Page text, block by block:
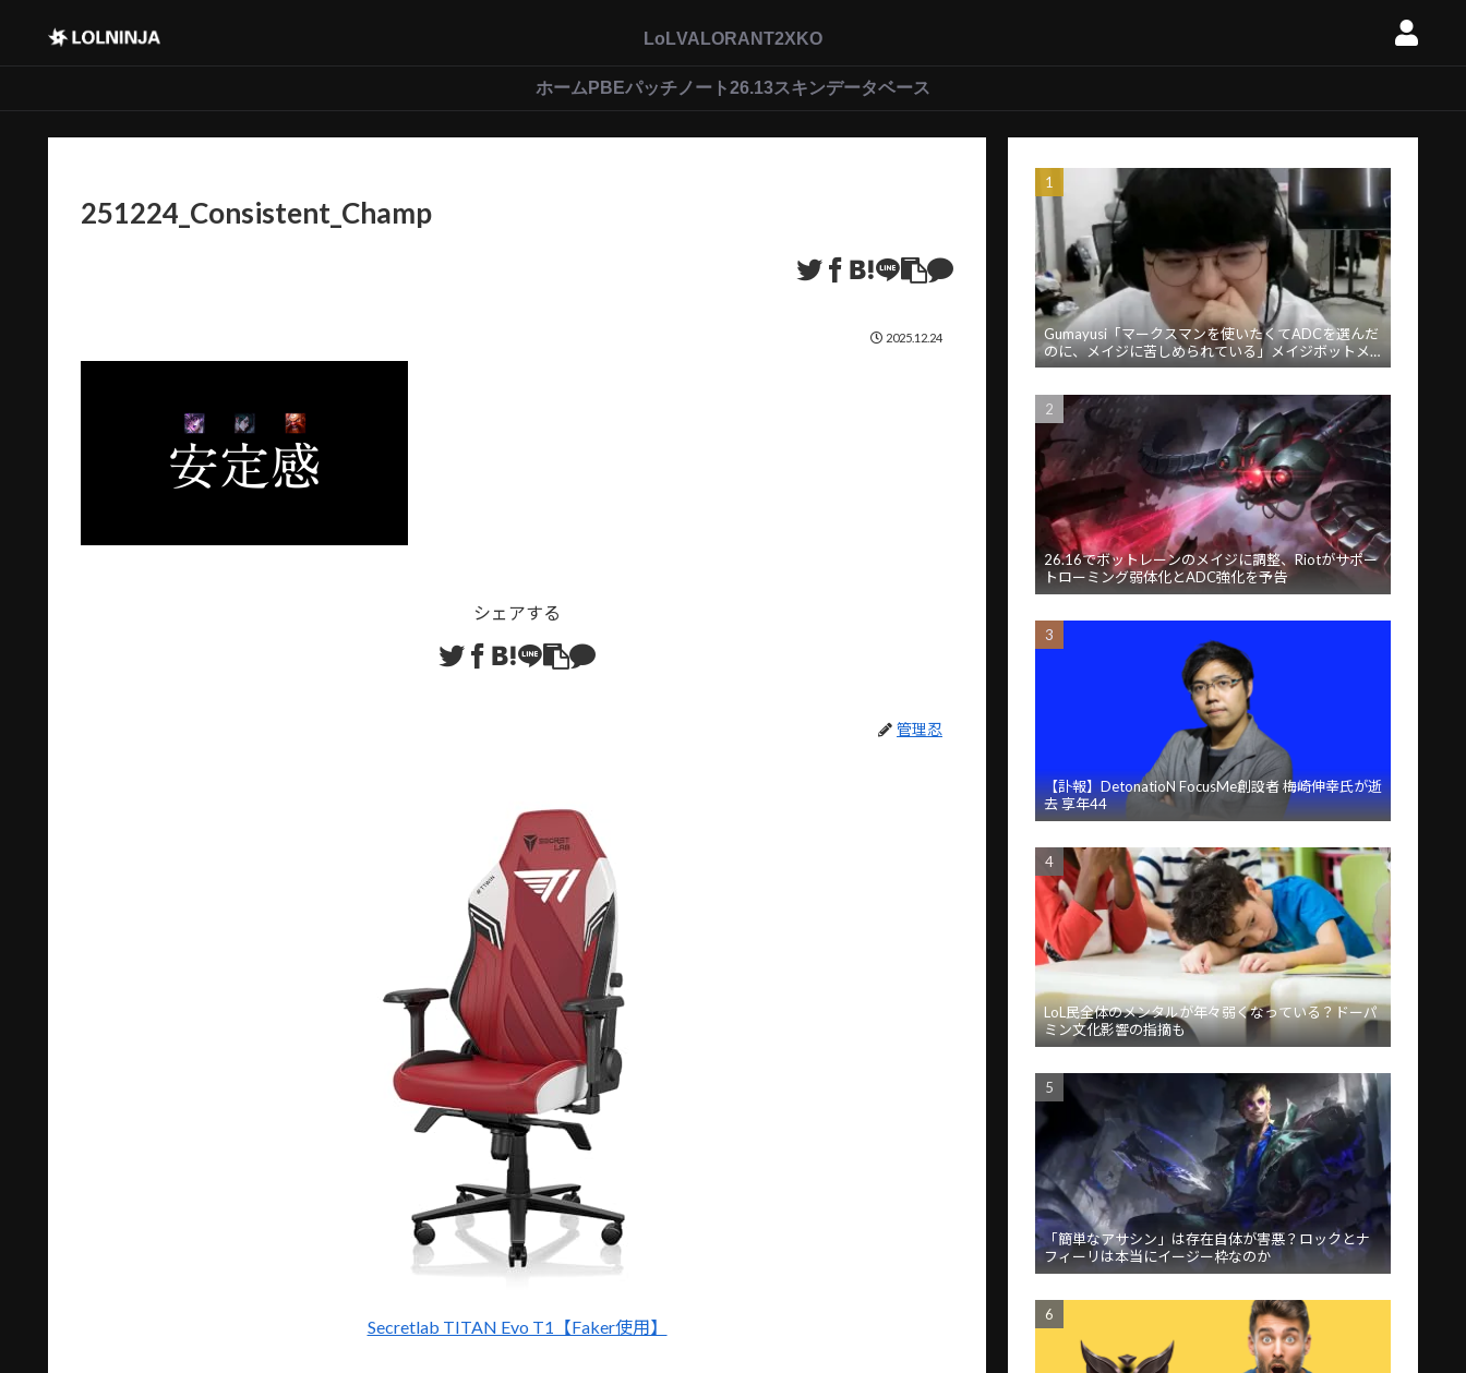
LoLVALORANT2XKO
ホーム PBEパッチノート26.13スキンデータベース
251224_Consistent_Champ
2025.12.24
シェアする
管理忍
Secretlab TITAN Evo T1【Faker使用】
Gumayusi「マークスマンを使いたくてADCを選んだ
のに、メイジに苦しめられている」メイジボットメ
タに苦言
26.16でボットレーンのメイジに調整、Riotがサポー
トローミング弱体化とADC強化を予告
【訃報】DetonatioN FocusMe創設者 梅崎伸幸氏が逝
去 享年44
LoL民全体のメンタルが年々弱くなっている？ドーパ
ミン文化影響の指摘も
「簡単なアサシン」は存在自体が害悪？ロックとナ
フィーリは本当にイージー枠なのか